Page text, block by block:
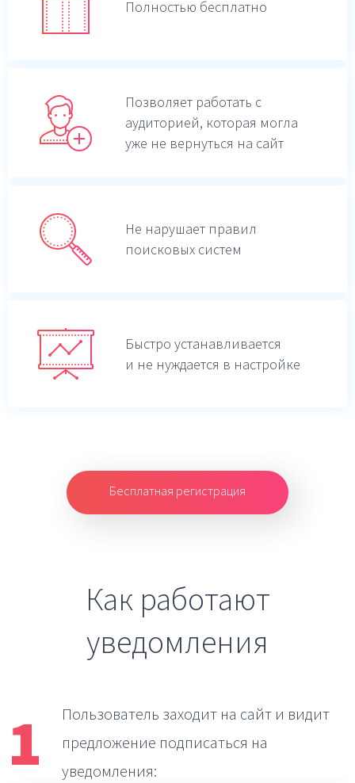
Полностью бесплатно
Позволяет работать с
аудиторией, которая могла
уже не вернуться на сайт
Не нарушает правил
поисковых систем
Быстро устанавливается
и не нуждается в настройке
Бесплатная регистрация
Как работают
уведомления
1 Пользователь заходит на сайт и видит
предложение подписаться на
уведомления: